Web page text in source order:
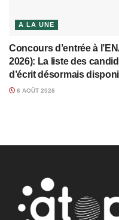
A LA UNE
Concours d’entrée à
2026): La liste des
d’écrit désormais
6 AOÛT 2026